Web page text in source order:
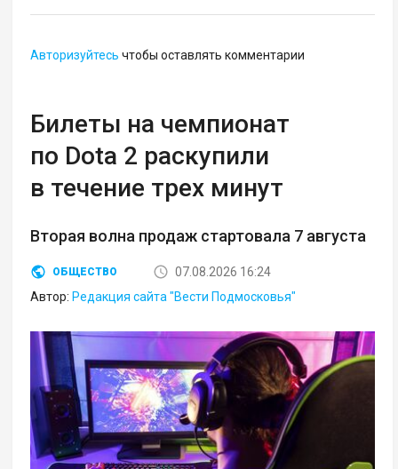
Авторизуйтесь чтобы оставлять комментарии
Билеты на чемпионат
по Dota 2 раскупили
в течение трех минут
Вторая волна продаж стартовала 7 августа
ОБЩЕСТВО
07.08.2026 16:24
Автор: Редакция сайта "Вести Подмосковья"